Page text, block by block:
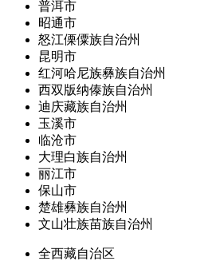
普洱市
昭通市
怒江傈僳族自治州
昆明市
红河哈尼族彝族自治州
西双版纳傣族自治州
迪庆藏族自治州
玉溪市
临沧市
大理白族自治州
丽江市
保山市
楚雄彝族自治州
文山壮族苗族自治州
全西藏自治区